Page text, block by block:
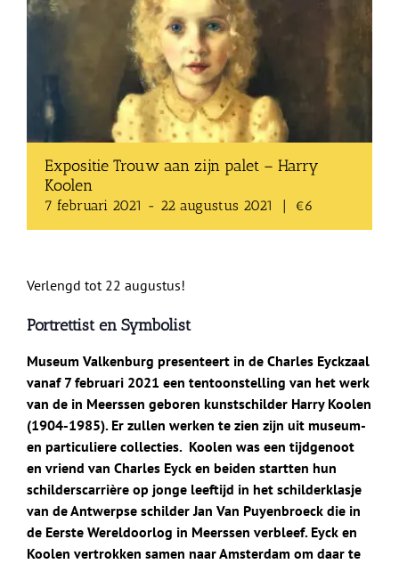
Shop
BEZOEK
Expositie Trouw aan zijn palet – Harry
Koolen
7 februari 2021 - 22 augustus 2021 €6
Verlengd tot 22 augustus!
Portrettist en Symbolist
Museum Valkenburg presenteert in de Charles Eyckzaal
vanaf 7 februari 2021 een tentoonstelling van het werk
van de in Meerssen geboren kunstschilder Harry Koolen
(1904-1985). Er zullen werken te zien zijn uit museum-
en particuliere collecties. Koolen was een tijdgenoot
en vriend van Charles Eyck en beiden startten hun
schilderscarrière op jonge leeftijd in het schilderklasje
van de Antwerpse schilder Jan Van Puyenbroeck die in
de Eerste Wereldoorlog in Meerssen verbleef. Eyck en
Koolen vertrokken samen naar Amsterdam om daar te